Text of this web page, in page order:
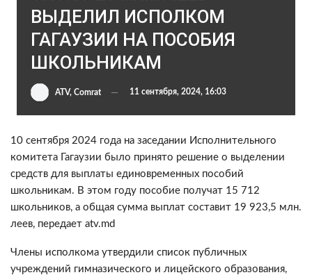
ВЫДЕЛИЛ ИСПОЛКОМ
ГАГАУЗИИ НА ПОСОБИЯ
ШКОЛЬНИКАМ
ATV, Comrat 11 сентября, 2024, 16:03
10 сентября 2024 года на заседании Исполнительного
комитета Гагаузии было принято решение о выделении
средств для выплаты единовременных пособий
школьникам. В этом году пособие получат 15 712
школьников, а общая сумма выплат составит 19 923,5 млн.
леев, передает atv.md
Члены исполкома утвердили список публичных
учреждений гимназического и лицейского образования,